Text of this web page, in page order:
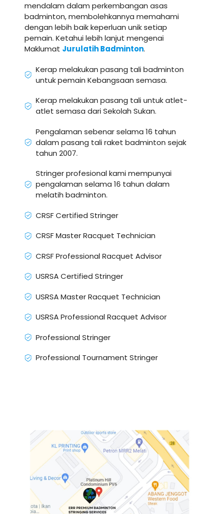
mendalam dalam perkembangan asas
badminton, membolehkannya memahami
dengan lebih baik keperluan unik setiap
pemain. Ketahui lebih lanjut mengenai
Maklumat Jurulatih Badminton.
Kerap melakukan pasang tali badminton
untuk pemain Kebangsaan semasa.
Kerap melakukan pasang tali untuk atlet-
atlet semasa dari Sekolah Sukan.
Pengalaman sebenar selama 16 tahun
dalam pasang tali raket badminton sejak
tahun 2007.
Stringer profesional kami mempunyai
pengalaman selama 16 tahun dalam
melatih badminton.
CRSF Certified Stringer
CRSF Master Racquet Technician
CRSF Professional Racquet Advisor
USRSA Certified Stringer
USRSA Master Racquet Technician
USRSA Professional Racquet Advisor
Professional Stringer
Professional Tournament Stringer